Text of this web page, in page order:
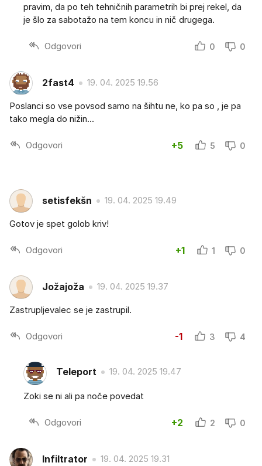
pravim, da po teh tehničnih parametrih bi prej rekel, da
je šlo za sabotažo na tem koncu in nič drugega.
Odgovori 0 0
2fast4 19. 04. 2025 19.56
Poslanci so vse povsod samo na šihtu ne, ko pa so , je pa
tako megla do nižin...
Odgovori +5 5 0
setisfekšn 19. 04. 2025 19.49
Gotov je spet golob kriv!
Odgovori +1 1 0
Jožajoža 19. 04. 2025 19.37
Zastrupljevalec se je zastrupil.
Odgovori -1 3 4
Teleport 19. 04. 2025 19.47
Zoki se ni ali pa noče povedat
Odgovori +2 2 0
Infiltrator 19. 04. 2025 19.31